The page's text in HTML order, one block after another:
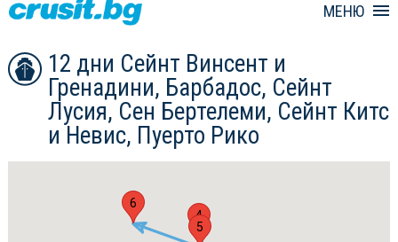
МЕНЮ
12 дни Сейнт Винсент и
Гренадини, Барбадос, Сейнт
Лусия, Сен Бертелеми, Сейнт Китс
и Невис, Пуерто Рико
4
5
6